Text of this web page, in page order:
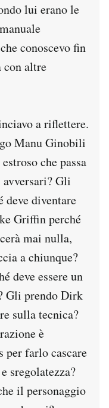
lui erano le
conoscevo fin
con altre
a riflettere.
Manu Ginobili
che passa
Gli
deve diventare
Griffin perché
mai nulla,
a chiunque?
deve essere un
Gli prendo Dirk
sulla tecnica?
è
per farlo cascare
sregolatezza?
il personaggio